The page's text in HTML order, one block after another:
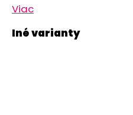
Viac
e